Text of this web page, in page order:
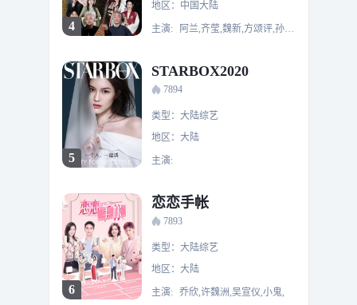
4
地区：中国大陆
主演: 阿兰,齐莹,魏新,方颂评,孙灿,夏茜,徐硕,张钦顺,张超,叶俊灵,陈凯,河伯,白翔,郑旭航,李拙文,王立波,丁煜圆,朱文宇,刘丰,潘潘,王豪一
5
STARBOX2020
7894
类型：大陆综艺
地区：大陆
主演:
6
恋恋手帐
7893
类型：大陆综艺
地区：大陆
主演: 乔欣,许魏洲,吴宣仪,小鬼,